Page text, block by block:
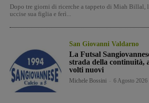
Dopo tre giorni di ricerche a tappeto di Miah Billal,
uccise sua figlia e ferì...
San Giovanni Valdarno
La Futsal
strada della continuità,
volti nuovi
Michele Bossini 6 Agosto 2026